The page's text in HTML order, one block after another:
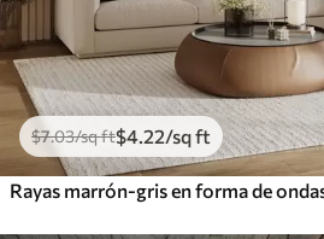
$7.03/sq ft$4.22/sq ft
Rayas marrón-gris en forma de